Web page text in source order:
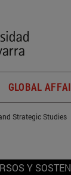
GLOBAL
Strategic Studies
Y